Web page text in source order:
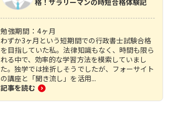
格！サラリーマンの時短合格体験記
勉強期間： 4ヶ月
わずか3ヶ月という短期間での行政書士試験合格
を目指していた私。法律知識もなく、時間も限ら
れる中で、効率的な学習方法を模索していまし
た。独学では挫折しそうでしたが、フォーサイト
の講座と「聞き流し」を活用...
記事を読む